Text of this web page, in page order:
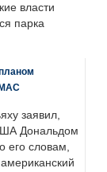
власти
парка
заявил,
Дональдом
его словам,